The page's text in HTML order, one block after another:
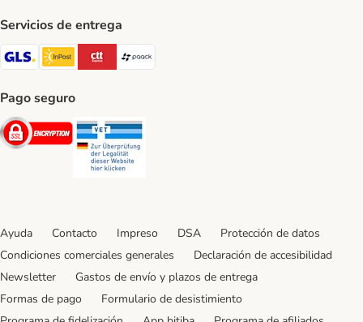
Servicios de entrega
GLS Shipping Method
InPost Shipping Method
CTTExpress Shipping Method
paack Shipping Method
Pago seguro
Security
Ayuda Contacto Impreso DSA
Protección de datos
Condiciones comerciales generales
Declaración de accesibilidad
Newsletter
Gastos de envío y plazos de entrega
Formas de pago
Formulario de desistimiento